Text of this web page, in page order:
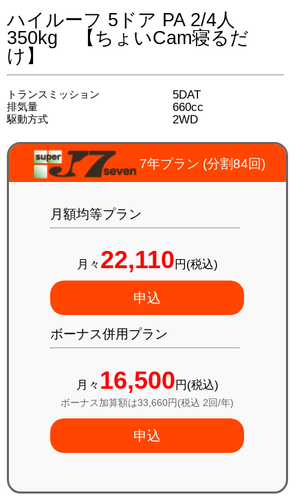
ハイルーフ 5ドア PA 2/4人
350kg 【ちょいCam寝るだ
け】
トランスミッション 5DAT
排気量 660cc
駆動方式 2WD
7年プラン (分割84回)
月額均等プラン
月々 22,110 円(税込)
申込
ボーナス併用プラン
月々 16,500円(税込)
ボーナス加算額は33,660円(税込 2回/年)
申込